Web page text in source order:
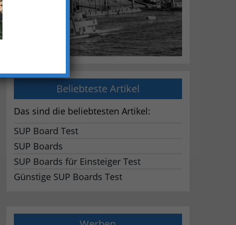
Beliebteste Artikel
Das sind die beliebtesten Artikel:
SUP Board Test
SUP Boards
SUP Boards für Einsteiger Test
Günstige SUP Boards Test